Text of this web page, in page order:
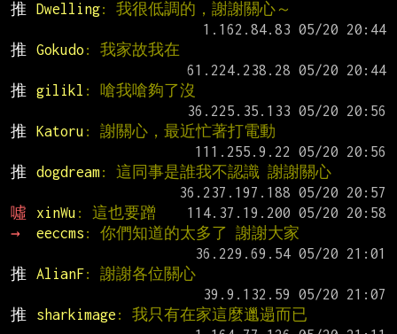
推
Dwelling: 我很低調的，謝謝關心～
推
Gokudo : 我家故我在
推
gilikl : 嗆我嗆夠了沒
推
Katoru : 謝關心，最近忙著打電動
推
dogdream: 這同事是誰我不認識 謝謝關心
噓
xinWu : 這也要蹭
→
eeccms : 你們知道的太多了 謝謝大家
推
AlianF: 謝謝各位關心
推
sharkimage : 我只有在家這麼邋遢而已